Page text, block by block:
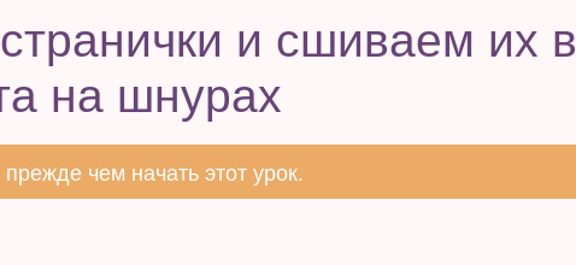
и сшиваем их в
на шнурах
прежде чем начать этот урок.